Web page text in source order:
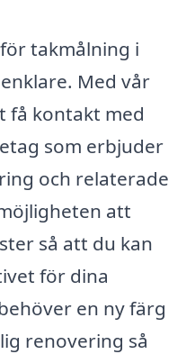
takmålning i
Med vår
få kontakt med
som erbjuder
och relaterade
att
så att du kan
för dina
en ny färg
renovering så